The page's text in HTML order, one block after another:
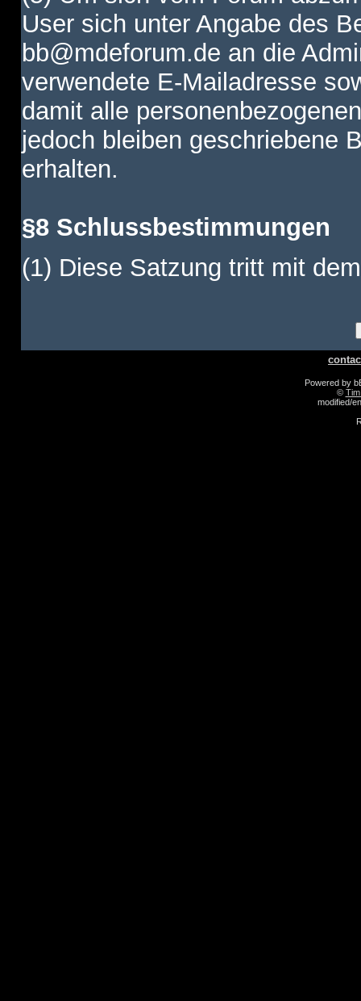
User sich unter Angabe des
bb@mdeforum.de an die
verwendete E-Mailadresse
damit alle
jedoch bleiben geschriebene
erhalten.
§8 Schlussbestimmungen
(1) Diese Satzung tritt mit
Powered by
©
modified/